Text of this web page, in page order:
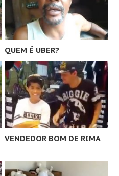
QUEM É UBER?
VENDEDOR BOM DE RIMA